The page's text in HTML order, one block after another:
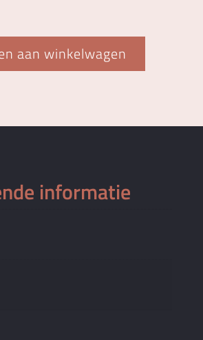
aan winkelwagen
informatie